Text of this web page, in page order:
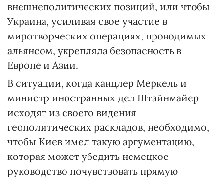
внешнеполитических позиций, или чтобы
Украина, усиливая свое участие в
миротворческих операциях, проводимых
альянсом, укрепляла безопасность в
Европе и Азии.
В ситуации, когда канцлер Меркель и
министр иностранных дел Штайнмайер
исходят из своего видения
геополитических раскладов, необходимо,
чтобы Киев имел такую аргументацию,
которая может убедить немецкое
руководство почувствовать прямую